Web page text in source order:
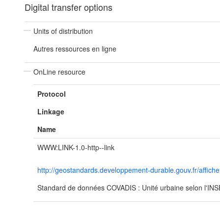
Digital transfer options
Units of distribution
Autres ressources en ligne
OnLine resource
Protocol
Linkage
Name
WWW:LINK-1.0-http--link
http://geostandards.developpement-durable.gouv.fr/
Standard de données COVADIS : Unité urbaine selon